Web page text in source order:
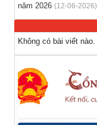
năm 2026 (12-06-2026)
Không có bài viết nào.